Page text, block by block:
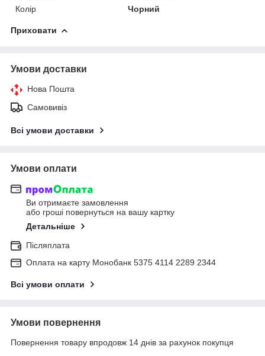
Колір
Чорний
Приховати
Умови доставки
Нова Пошта
Самовивіз
Всі умови доставки
Умови оплати
Ви отримаєте замовлення
або гроші повернуться на вашу картку
Детальніше
Післяплата
Оплата на карту Монобанк 5375 4114 2289 2344
Всі умови оплати
Умови повернення
Повернення товару впродовж 14 днів за рахунок покупця